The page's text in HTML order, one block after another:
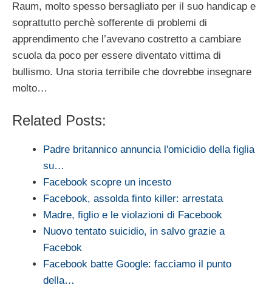
Raum, molto spesso bersagliato per il suo handicap e
soprattutto perchè sofferente di problemi di
apprendimento che l’avevano costretto a cambiare
scuola da poco per essere diventato vittima di
bullismo. Una storia terribile che dovrebbe insegnare
molto…
Related Posts:
Padre britannico annuncia l'omicidio della figlia
su…
Facebook scopre un incesto
Facebook, assolda finto killer: arrestata
Madre, figlio e le violazioni di Facebook
Nuovo tentato suicidio, in salvo grazie a
Facebok
Facebook batte Google: facciamo il punto
della…